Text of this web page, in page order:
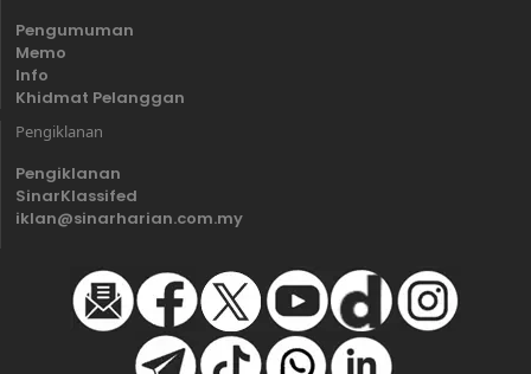
Pengumuman
Memo
Info
Khidmat Pelanggan
Pengiklanan
Pengiklanan
SinarKlassifed
iklan@sinarharian.com.my